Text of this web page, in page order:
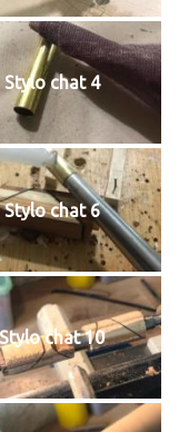
Stylo chat 4
Stylo chat 6
Stylo chat 10